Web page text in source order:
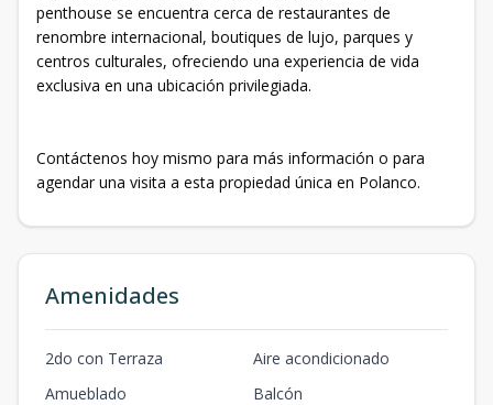
penthouse se encuentra cerca de restaurantes de
renombre internacional, boutiques de lujo, parques y
centros culturales, ofreciendo una experiencia de vida
exclusiva en una ubicación privilegiada.
Contáctenos hoy mismo para más información o para
agendar una visita a esta propiedad única en Polanco.
Amenidades
2do con Terraza
Aire acondicionado
Amueblado
Balcón